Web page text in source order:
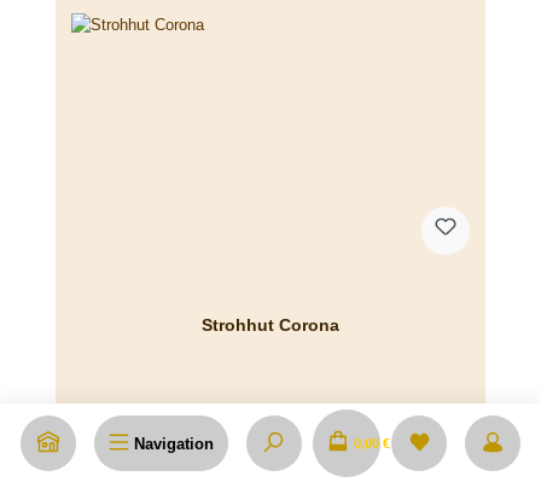
Navigation 0,00 €
Strohhut Corona